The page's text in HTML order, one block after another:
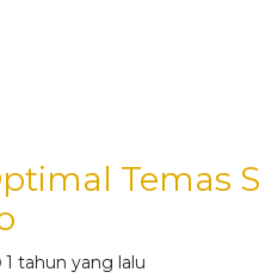
Temas
1 tahun yang lalu